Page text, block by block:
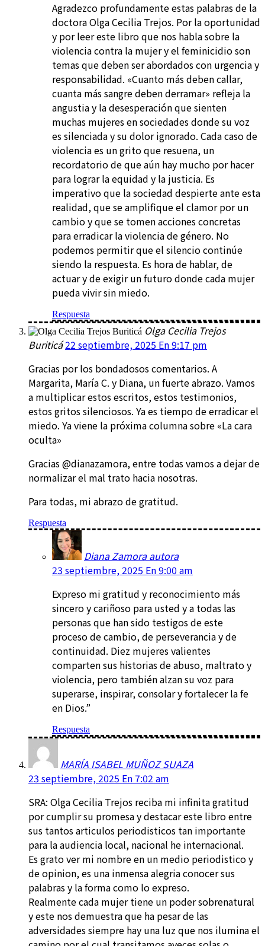
Agradezco profundamente estas palabras de la
doctora Olga Cecilia Trejos. Por la oportunidad
y por leer este libro que nos habla sobre la
violencia contra la mujer y el feminicidio son
temas que deben ser abordados con urgencia y
responsabilidad. «Cuanto más deben callar,
cuanta más sangre deben derramar» refleja la
angustia y la desesperación que sienten
muchas mujeres en sociedades donde su voz
es silenciada y su dolor ignorado. Cada caso de
violencia es un grito que resuena, un
recordatorio de que aún hay mucho por hacer
para lograr la equidad y la justicia. Es
imperativo que la sociedad despierte ante esta
realidad, que se amplifique el clamor por un
cambio y que se tomen acciones concretas
para erradicar la violencia de género. No
podemos permitir que el silencio continúe
siendo la respuesta. Es hora de hablar, de
actuar y de exigir un futuro donde cada mujer
pueda vivir sin miedo.
Respuesta
Olga Cecilia Trejos
Buriticá22 septiembre, 2025 En 9:17 pm
Gracias por los bondadosos comentarios. A
Margarita, María C. y Diana, un fuerte abrazo. Vamos
a multiplicar estos escritos, estos testimonios,
estos gritos silenciosos. Ya es tiempo de erradicar el
miedo. Ya viene la próxima columna sobre «La cara
oculta»
Gracias @dianazamora, entre todas vamos a dejar de
normalizar el mal trato hacia nosotras.
Para todas, mi abrazo de gratitud.
Respuesta
Diana Zamora autora
23 septiembre, 2025 En 9:00 am
Expreso mi gratitud y reconocimiento más
sincero y cariñoso para usted y a todas las
personas que han sido testigos de este
proceso de cambio, de perseverancia y de
continuidad. Diez mujeres valientes
comparten sus historias de abuso, maltrato y
violencia, pero también alzan su voz para
superarse, inspirar, consolar y fortalecer la fe
en Dios.”
Respuesta
MARÍA ISABEL MUÑOZ SUAZA
23 septiembre, 2025 En 7:02 am
SRA: Olga Cecilia Trejos reciba mi infinita gratitud
por cumplir su promesa y destacar este libro entre
sus tantos articulos periodisticos tan importante
para la audiencia local, nacional he internacional.
Es grato ver mi nombre en un medio periodistico y
de opinion, es una inmensa alegria conocer sus
palabras y la forma como lo expreso.
Realmente cada mujer tiene un poder sobrenatural
y este nos demuestra que ha pesar de las
adversidades siempre hay una luz que nos ilumina el